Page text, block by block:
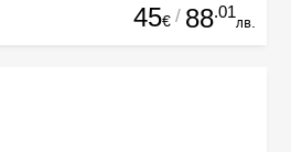
45€ / 88.01
лв.